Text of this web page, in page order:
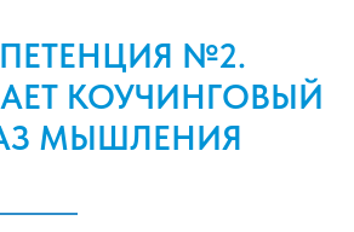
№2.
КОУЧИНГОВЫЙ
МЫШЛЕНИЯ